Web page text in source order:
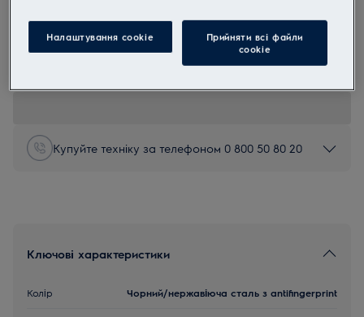
Вакуумування та готування в режимі «sous-vide» зберігає смак та
вологість.
Маринуйте страву менше ніж за десять хвилин з пристроєм для
Купуйте техніку за телефоном 0 800 50 80 20
Ключові характеристики
Колір Чорний/нержавіюча сталь з antifingerprint
Налаштування cookie
Прийняти всі файли
сookie